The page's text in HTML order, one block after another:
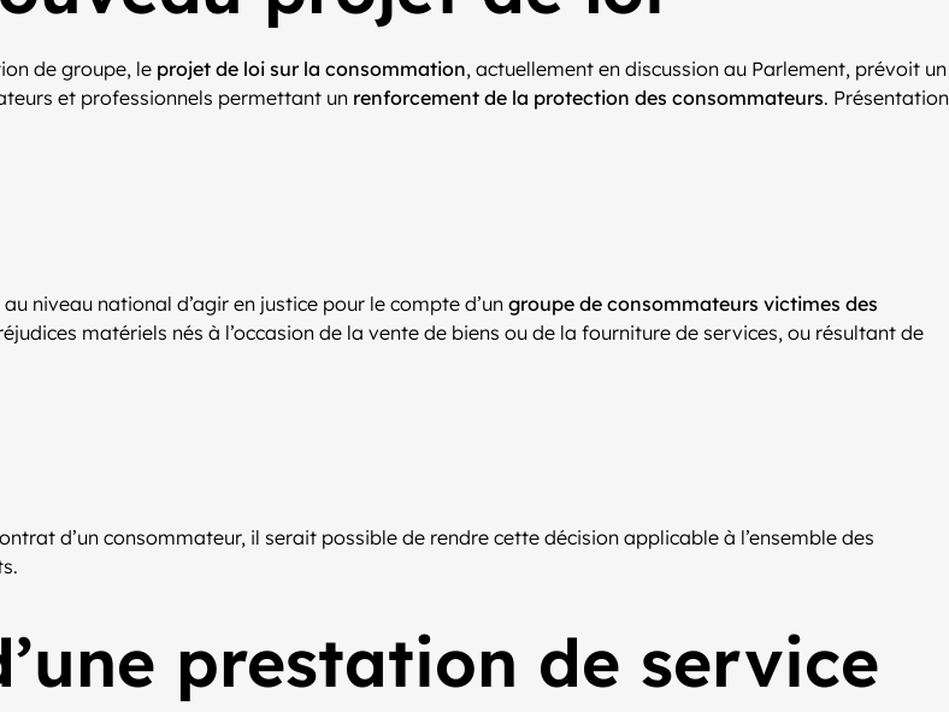
de groupe, le projet de loi sur la consommation, actuellement en discussion au Parlement, prévoit un
et professionnels permettant un renforcement de la protection des consommateurs. Présentation
niveau national d’agir en justice pour le compte d’un groupe de consommateurs victimes des
matériels nés à l’occasion de la vente de biens ou de la fourniture de services, ou résultant de
d’un consommateur, il serait possible de rendre cette décision applicable à l’ensemble des
prestation de service